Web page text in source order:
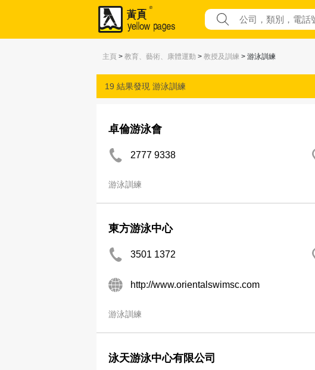
主頁 > 教育、藝術、康體運動 > 教授及訓練 > 游泳訓練
19 結果發現 游泳訓練
卓倫游泳會
2777 9338
游泳訓練
東方游泳中心
3501 1372
http://www.orientalswimsc.com
游泳訓練
泳天游泳中心有限公司